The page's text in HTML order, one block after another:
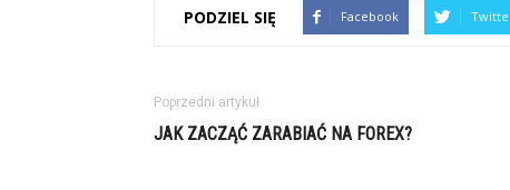
PODZIEL SIĘ Facebook
Poprzedni artykuł
JAK ZACZĄĆ ZARABIAĆ NA FOREX?